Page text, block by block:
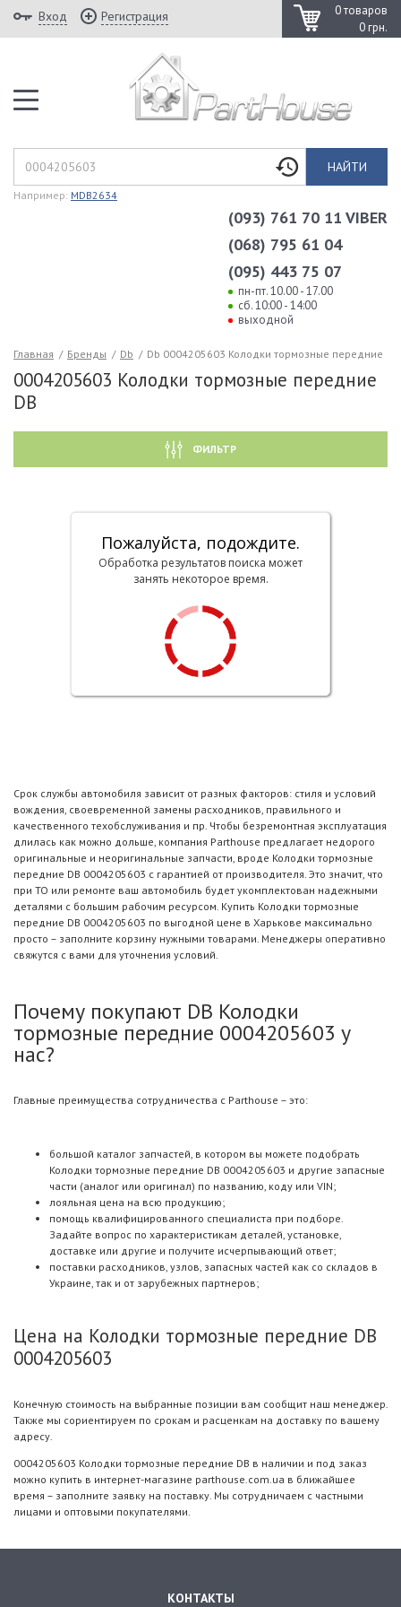
0 товаров
0 грн.
Вход Регистрация
НАЙТИ
Например: MDB2634
(093) 761 70 11 VIBER
(068) 795 61 04
(095) 443 75 07
пн-пт. 10.00 - 17.00
сб. 10:00 - 14:00
выходной
Главная / Бренды / Db / Db 0004205603 Колодки тормозные передние
0004205603 Колодки тормозные передние
DB
ФИЛЬТР
Пожалуйста, подождите.
Обработка результатов поиска может
занять некоторое время.
Срок службы автомобиля зависит от разных факторов: стиля и условий
вождения, своевременной замены расходников, правильного и
качественного техобслуживания и пр. Чтобы безремонтная эксплуатация
длилась как можно дольше, компания Parthouse предлагает недорого
оригинальные и неоригинальные запчасти, вроде Колодки тормозные
передние DB 0004205603 с гарантией от производителя. Это значит, что
при ТО или ремонте ваш автомобиль будет укомплектован надежными
деталями с большим рабочим ресурсом. Купить Колодки тормозные
передние DB 0004205603 по выгодной цене в Харькове максимально
просто – заполните корзину нужными товарами. Менеджеры оперативно
свяжутся с вами для уточнения условий.
Почему покупают DB Колодки
тормозные передние 0004205603 у
нас?
Главные преимущества сотрудничества с Parthouse – это:
большой каталог запчастей, в котором вы можете подобрать
Колодки тормозные передние DB 0004205603 и другие запасные
части (аналог или оригинал) по названию, коду или VIN;
лояльная цена на всю продукцию;
помощь квалифицированного специалиста при подборе.
Задайте вопрос по характеристикам деталей, установке,
доставке или другие и получите исчерпывающий ответ;
поставки расходников, узлов, запасных частей как со складов в
Украине, так и от зарубежных партнеров;
Цена на Колодки тормозные передние DB
0004205603
Конечную стоимость на выбранные позиции вам сообщит наш менеджер.
Также мы сориентируем по срокам и расценкам на доставку по вашему
адресу.
0004205603 Колодки тормозные передние DB в наличии и под заказ
можно купить в интернет-магазине parthouse.com.ua в ближайшее
время – заполните заявку на поставку. Мы сотрудничаем с частными
лицами и оптовыми покупателями.
КОНТАКТЫ